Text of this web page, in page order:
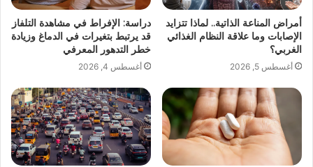
أمراض المناعة الذاتية.. لماذا تتزايد
الإصابات وما علاقة النظام الغذائي
الغربي؟
أغسطس 5, 2026
دراسة: الإفراط في مشاهدة التلفاز
قد يرتبط بتغيرات في الدماغ وزيادة
خطر التدهور المعرفي
أغسطس 4, 2026